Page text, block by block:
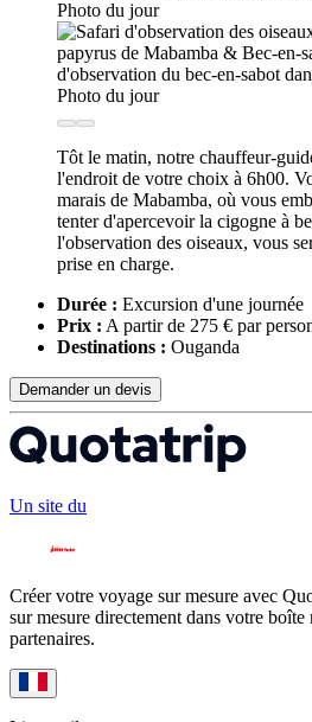
Tôt le matin, notre chauffeur-
l'endroit de votre choix à 6h00.
marais de Mabamba, où vous
tenter d'apercevoir la cigogne à
l'observation des oiseaux, vous
prise en charge.
Durée : Excursion d'une journée
Prix : A partir de 275 € par
Destinations : Ouganda
Demander un devis
Un site du
Créer votre voyage sur mesure avec
sur mesure directement dans votre boîte
partenaires.